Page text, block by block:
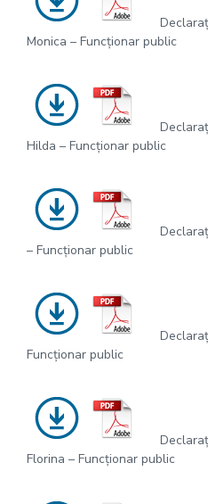
Monica – Funcționar public
Hilda – Funcționar public
– Funcționar public
Funcționar public
Florina – Funcționar public